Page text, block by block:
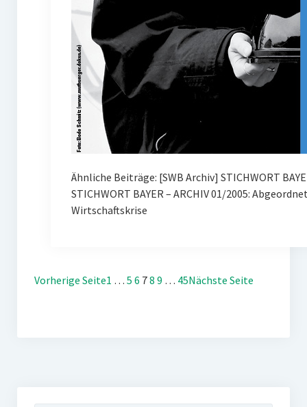
Ähnliche Beiträge: [SWB Archiv] STICHWORT
STICHWORT BAYER – ARCHIV 01/2005:
Wirtschaftskrise
Vorherige Seite1 … 5 6 78 9 … 45Nächste Seite